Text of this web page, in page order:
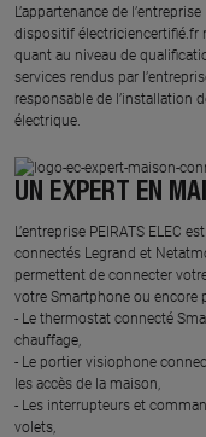
L’appartenance de
dispositif électriciencertifié.fr
quant au niveau de
services rendus par
responsable de l’installation
électrique.
UN EXPERT EN
L’entreprise PEIRATS ELEC
connectés Legrand et
permettent de connecter
votre Smartphone ou encore
- Le thermostat connecté
chauffage,
- Le portier visiophone
les accès de la maison,
- Les interrupteurs et
volets,